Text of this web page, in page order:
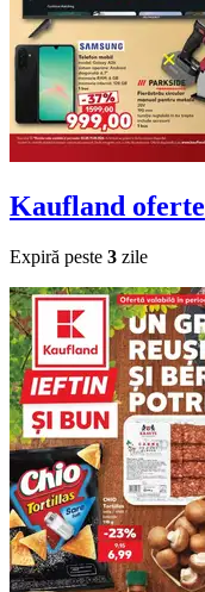
Kaufland oferte
Expiră peste 3 zile